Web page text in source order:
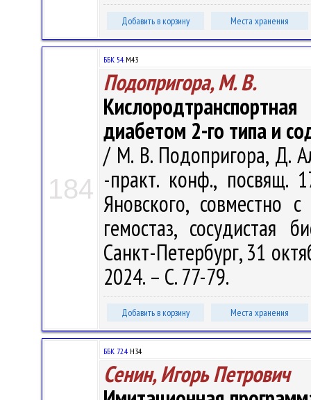
Добавить в корзину Места хранения
184
ББК 54.М43
Подопригора, М. В.
диабетом 2-го типа и
/ М. В. Подопригора, Д.
-практ. конф., посвящ.
Яновского, совместно
гемостаз, сосудистая
Санкт-Петербург, 31
2024. – С. 77-79.
Добавить в корзину Места хранения
ББК 72.4 Н34
Сенин, Игорь Петрович